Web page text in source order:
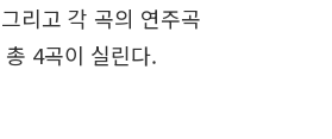
리고 각 곡의 연주곡
4곡이 실린다.